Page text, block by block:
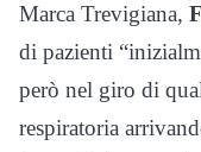
Marca Trevigiana,
di pazienti
però nel giro di
respiratoria